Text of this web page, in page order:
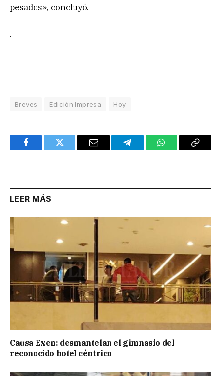
pesados», concluyó.
.
Breves Edición Impresa Hoy
FacebookTwitter Email TelegramWhatsAppCopy
LEER MÁS
Causa Exen: desmantelan el gimnasio del
reconocido hotel céntrico